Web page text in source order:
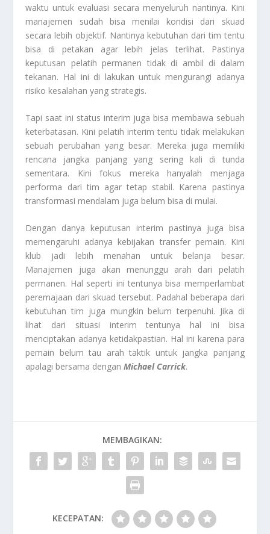
waktu untuk evaluasi secara menyeluruh nantinya. Kini
manajemen sudah bisa menilai kondisi dari skuad
secara lebih objektif. Nantinya kebutuhan dari tim tentu
bisa di petakan agar lebih jelas terlihat. Pastinya
keputusan pelatih permanen tidak di ambil di dalam
tekanan. Hal ini di lakukan untuk mengurangi adanya
risiko kesalahan yang strategis.
Tapi saat ini status interim juga bisa membawa sebuah
keterbatasan. Kini pelatih interim tentu tidak melakukan
sebuah perubahan yang besar. Mereka juga memiliki
rencana jangka panjang yang sering kali di tunda
sementara. Kini fokus mereka hanyalah menjaga
performa dari tim agar tetap stabil. Karena pastinya
transformasi mendalam juga belum bisa di mulai.
Dengan danya keputusan interim pastinya juga bisa
memengaruhi adanya kebijakan transfer pemain. Kini
klub jadi lebih menahan untuk belanja besar.
Manajemen juga akan menunggu arah dari pelatih
permanen. Hal seperti ini tentunya bisa memperlambat
peremajaan dari skuad tersebut. Padahal beberapa dari
kebutuhan tim juga mungkin belum terpenuhi. Jika di
lihat dari situasi interim tentunya hal ini bisa
menciptakan adanya ketidakpastian. Hal ini karena para
pemain belum tau arah taktik untuk jangka panjang
apalagi bersama denganMichael Carrick.
MEMBAGIKAN:
KECEPATAN: